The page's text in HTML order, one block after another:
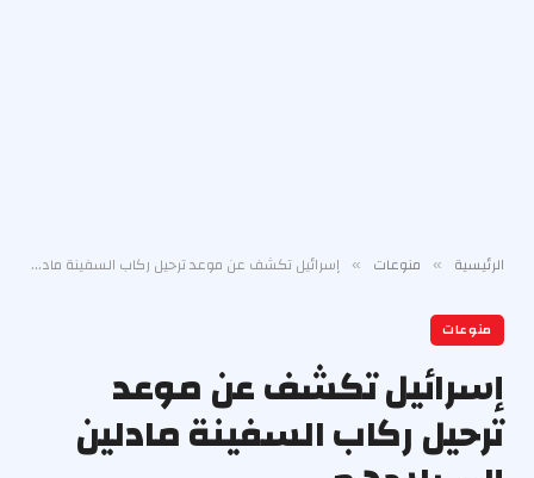
الرئيسية » منوعات » إسرائيل تكشف عن موعد ترحيل ركاب السفينة مادلين إلى بلادهم
منوعات
إسرائيل تكشف عن موعد
ترحيل ركاب السفينة مادلين